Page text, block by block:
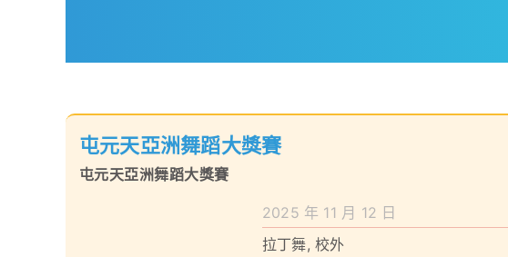
屯元天亞洲舞蹈大獎賽
屯元天亞洲舞蹈大獎賽
2025 年 11 月 12 日
拉丁舞,校外